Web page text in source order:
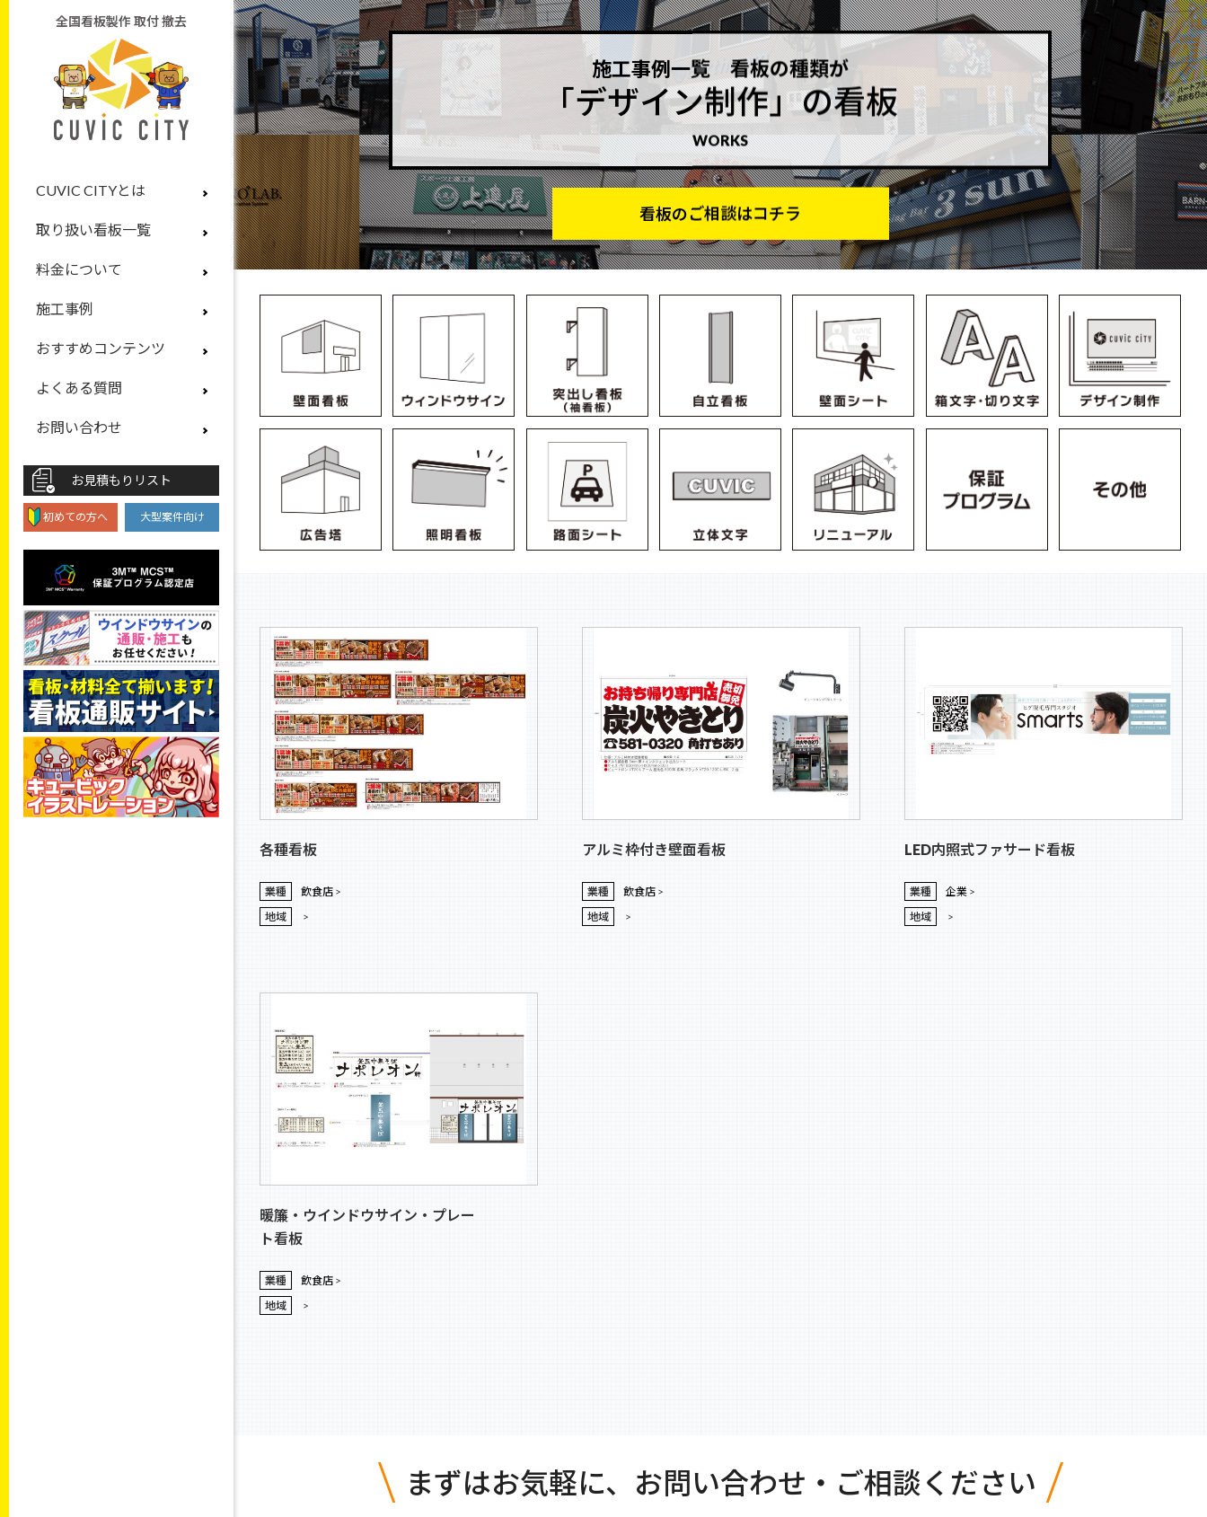
全国看板製作 取付 撤去
CUVIC CITYとは
取り扱い看板一覧
料金について
施工事例
おすすめコンテンツ
よくある質問
お問い合わせ
お見積もりリスト
初めての方へ 大型案件向け
施工事例一覧 看板の種類が
「デザイン制作」の看板
WORKS
看板のご相談はコチラ
各種看板
業種
飲食店
地域
アルミ枠付き壁面看板
業種
飲食店
地域
LED内照式ファサード看板
業種
企業
地域
暖簾・ウインドウサイン・プレー
ト看板
業種
飲食店
地域
まずはお気軽に、お問い合わせ・ご相談ください